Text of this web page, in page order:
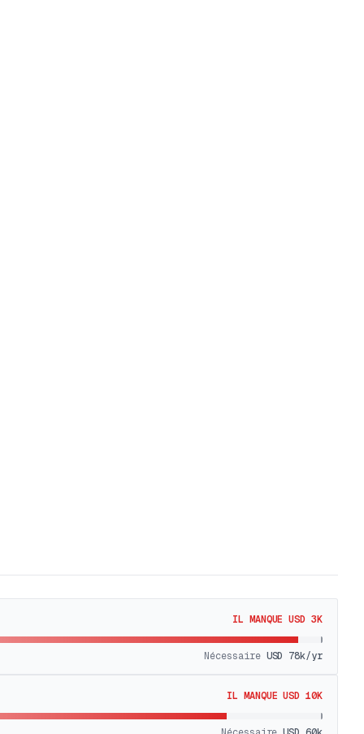
IL MANQUE USD 3K
Nécessaire USD 78k/yr
IL MANQUE USD 10K